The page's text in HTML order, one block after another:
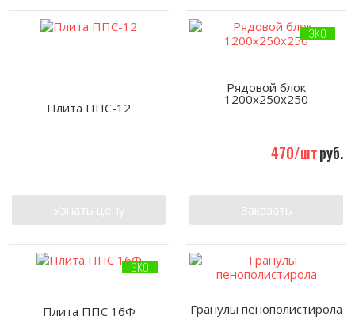
Плита ППС-12
Узнать цену
ЭКО
Рядовой блок
1200х250х250
470/штруб.
Заказать
ЭКО
Плита ППС 16Ф Гранулы пенополистирола